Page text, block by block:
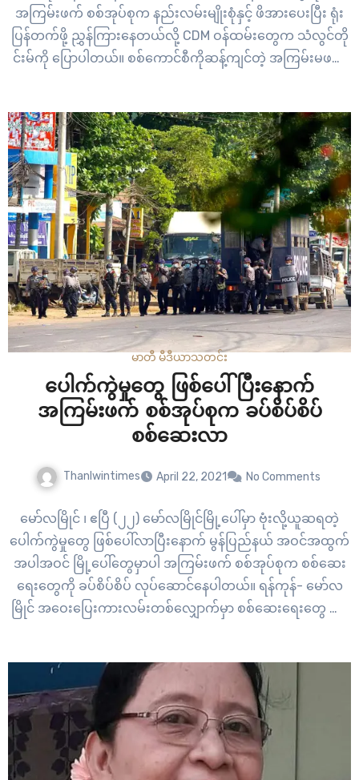
အကြမ်းဖက် စစ်အုပ်စုက နည်းလမ်းမျိုးစုံနှင့် ဖိအားပေးပြီး ရုံး
ပြန်တက်ဖို့ ညွှန်ကြားနေတယ်လို့ CDM ဝန်ထမ်းတွေက သံလွင်တို
င်းမ်ကို ပြောပါတယ်။ စစ်ကောင်စီကိုဆန့်ကျင်တဲ့ အကြမ်းမဖက်
မာတီ မီဒီယာသတင်း
ပေါက်ကွဲမှုတွေ ဖြစ်ပေါ်ပြီးနောက်
အကြမ်းဖက် စစ်အုပ်စုက ခပ်စိပ်စိပ်
စစ်ဆေးလာ
Thanlwintimes April 22, 2021 No Comments
မော်လမြိုင် ၊ ဧပြီ (၂၂) မော်လမြိုင်မြို့ပေါ်မှာ ဗုံးလို့ယူဆရတဲ့
ပေါက်ကွဲမှုတွေ ဖြစ်ပေါ်လာပြီးနောက် မွန်ပြည်နယ် အဝင်အထွက်
အပါအဝင် မြို့ပေါ်တွေမှာပါ အကြမ်းဖက် စစ်အုပ်စုက စစ်ဆေး
ရေးတွေကို ခပ်စိပ်စိပ် လုပ်ဆောင်နေပါတယ်။ ရန်ကုန်- မော်လ
မြိုင် အဝေးပြေးကားလမ်းတစ်လျှောက်မှာ စစ်ဆေးရေးတွေ သုံး
တယ်။ “ပဲခူးမှာ တစ်ခါစစ်တယ်။ ပဲခူးကနေ…